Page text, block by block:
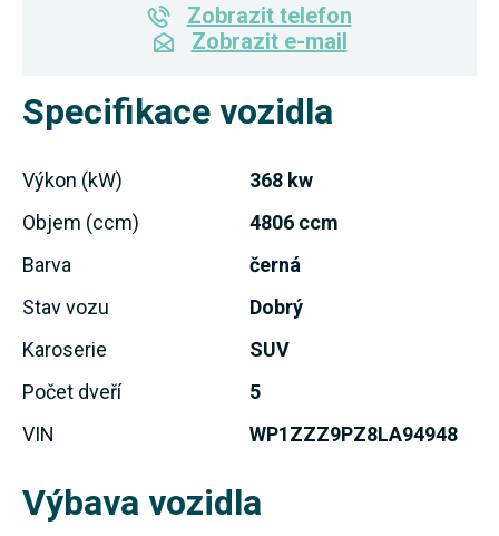
Specifikace vozidla
Výkon (kW)
368 kw
Objem (ccm)
4806 ccm
Barva
černá
Stav vozu
Dobrý
Karoserie
SUV
Počet dveří
5
VIN
WP1ZZZ9PZ8LA94948
Výbava vozidla
Zobrazit telefon
Zobrazit e-mail